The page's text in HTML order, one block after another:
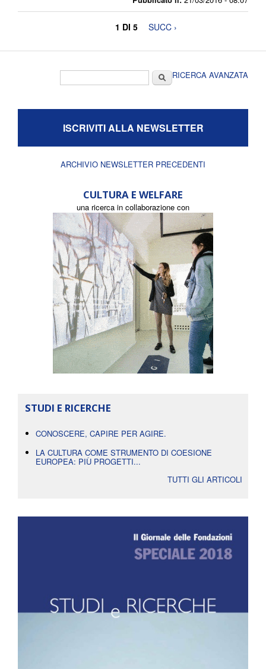
1 DI 5 SUCC ›
CercaRICERCA AVANZATA
ISCRIVITI ALLA NEWSLETTER
ARCHIVIO NEWSLETTER PRECEDENTI
CULTURA E WELFARE
una ricerca in collaborazione con
STUDI E RICERCHE
CONOSCERE, CAPIRE PER AGIRE.
LA CULTURA COME STRUMENTO DI COESIONE
EUROPEA: PIÙ PROGETTI...
TUTTI GLI ARTICOLI